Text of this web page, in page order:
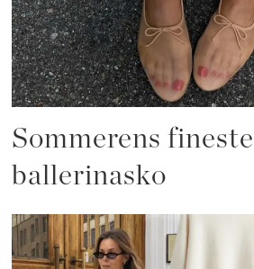
Sommerens fineste
ballerinasko